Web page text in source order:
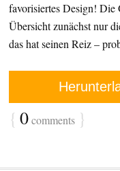
favorisiertes Design!
Übersicht zunächst nur
das hat seinen Reiz –
{ 0comments }